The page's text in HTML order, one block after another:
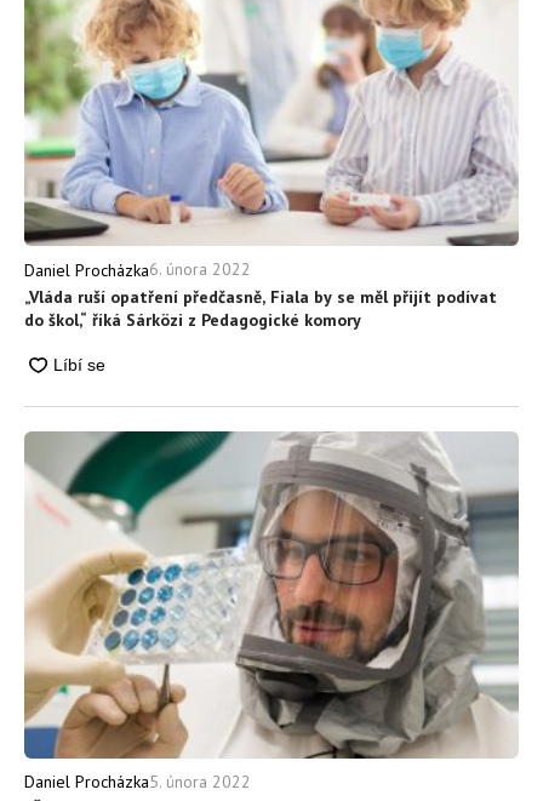
Daniel Procházka6. února 2022
„Vláda ruší opatření předčasně, Fiala by se měl přijít podívat
do škol,“ říká Sárközi z Pedagogické komory
Daniel Procházka5. února 2022